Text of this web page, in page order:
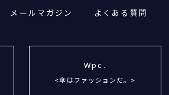
メールマガジン よくある質問
Wpc.
<傘はファッションだ。>